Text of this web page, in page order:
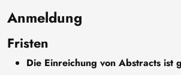
Anmeldung
Fristen
Die Einreichung von Abstracts ist